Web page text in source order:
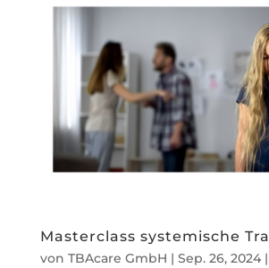
Masterclass systemische
von TBAcare GmbH | Sep. 26, 2024|